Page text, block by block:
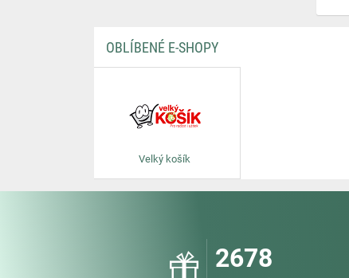
OBLÍBENÉ E-SHOPY
Velký košík
2678